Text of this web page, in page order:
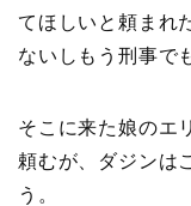
てほしいと頼まれ
ないしもう刑事で
そこに来た娘のエ
頼むが、ダジンは
う。